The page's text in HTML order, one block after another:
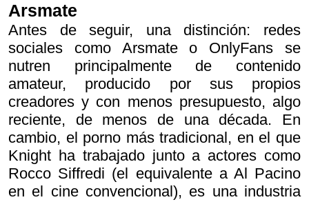
Arsmate
Antes de seguir, una distinción: redes
sociales como Arsmate o OnlyFans se
nutren principalmente de contenido
amateur, producido por sus propios
creadores y con menos presupuesto, algo
reciente, de menos de una década. En
cambio, el porno más tradicional, en el que
Knight ha trabajado junto a actores como
Rocco Siffredi (el equivalente a Al Pacino
en el cine convencional), es una industria